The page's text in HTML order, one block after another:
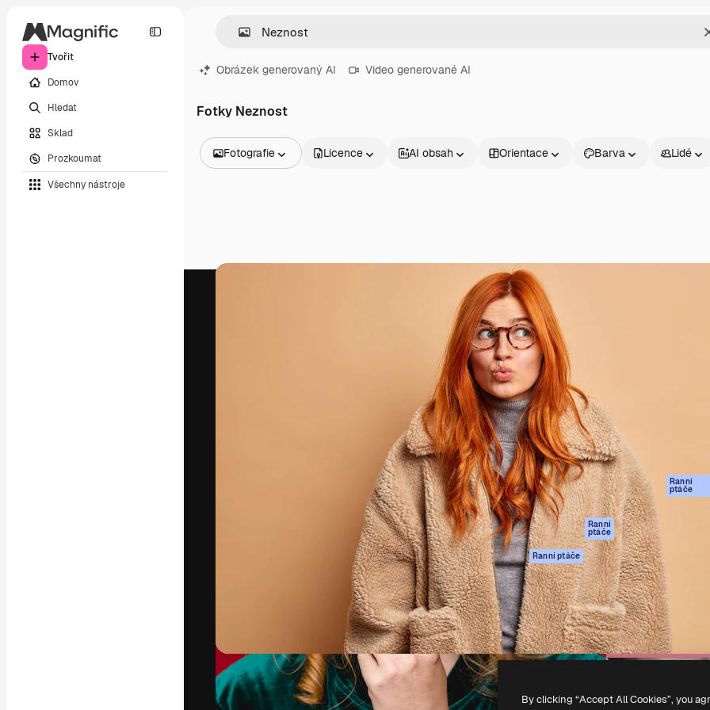
Tvořit
Domov
Hledat
Sklad
Prozkoumat
Všechny nástroje
Obrázek generovaný AI Video generované AI
Fotky Neznost
Fotografie
Videa
Licence AI obsah Orientace Barva Lidé
Kreativní platforma pro tvorbu vaší nejlepší
práce. Více než 1 milion předplatitelů napříč
kreativci, podniky, agenturami a studii.
Produkty
Spaces
AI asistent
AI generátor
obrázků
AI generátor videa
AI hlasový
generátor
Stock obsah
MCP pro
Claude/ChatGPT
Ranní
ptáče
Agenti Ranní ptáče
API
Mobilní aplikace
Všechny nástroje
Magnific
Zásady ochrany
osobních údajů
Originály
Ranní
ptáče
Zásady používání
souborů cookie
Centrum důvěry
Partneři
Firmy
Copyright © 2010-2026 Freepik Company S.L.U.Všechna práva vyhrazena
By clicking “Accept All Cookies”, you